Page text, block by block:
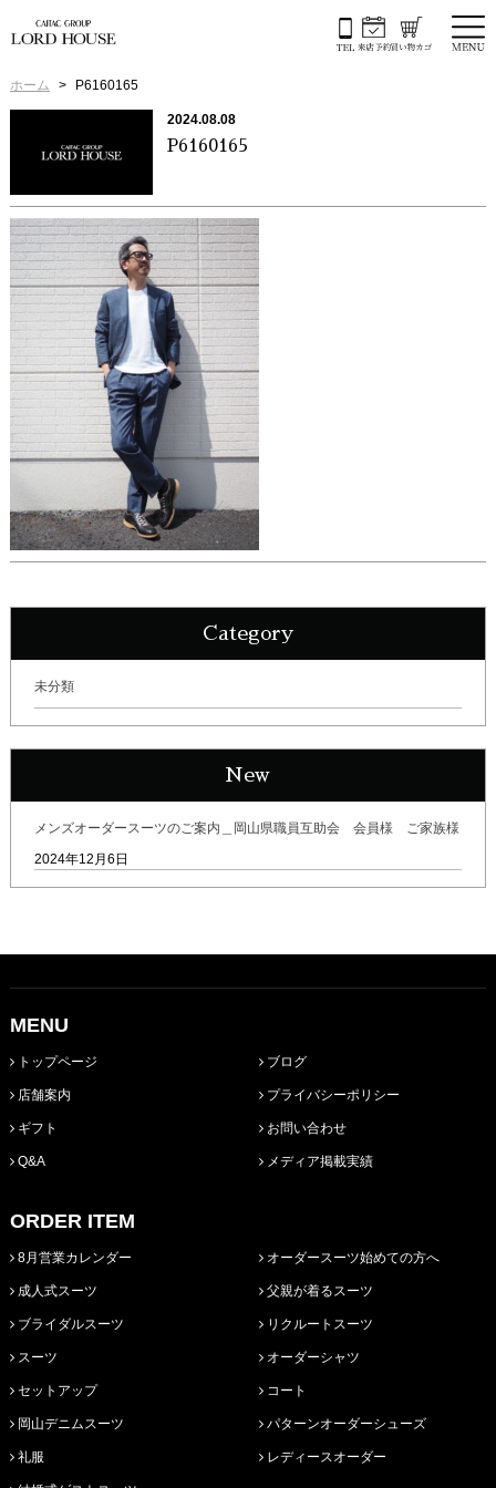
ホーム P6160165
2024.08.08
P6160165
Category
未分類
New
メンズオーダースーツのご案内＿岡山県職員互助会 会員様 ご家族様
2024年12月6日
MENU
トップページ
店舗案内
ギフト
Q&A
ブログ
プライバシーポリシー
お問い合わせ
メディア掲載実績
ORDER ITEM
8月営業カレンダー
成人式スーツ
ブライダルスーツ
スーツ
セットアップ
岡山デニムスーツ
礼服
オーダースーツ始めての方へ
父親が着るスーツ
リクルートスーツ
オーダーシャツ
コート
パターンオーダーシューズ
レディースオーダー